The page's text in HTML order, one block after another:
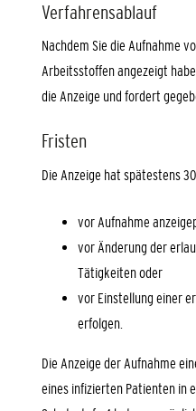
Verfahrensablauf
Nachdem Sie die Aufnahme
Arbeitsstoffen angezeigt
die Anzeige und fordert
Fristen
Die Anzeige hat spätestens
vor Aufnahme
vor Änderung der
Tätigkeiten oder
vor Einstellung einer
erfolgen.
Die Anzeige der Aufnahme
eines infizierten Patienten in